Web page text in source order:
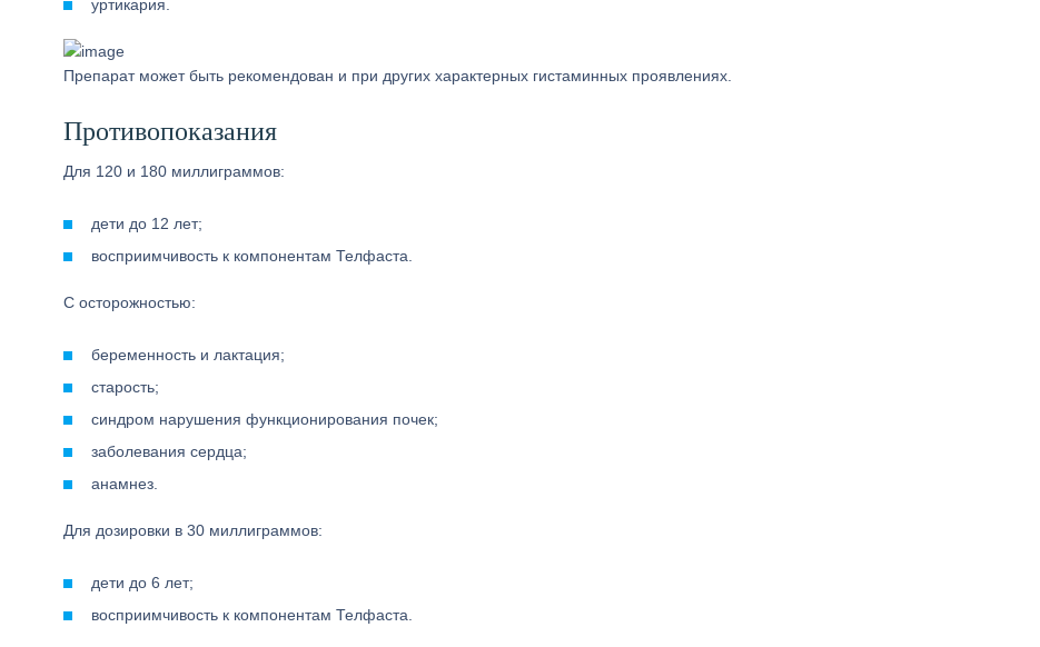
уртикария.
Препарат может быть рекомендован и при других характерных гистаминных проявлениях.
Противопоказания
Для 120 и 180 миллиграммов:
дети до 12 лет;
восприимчивость к компонентам Телфаста.
С осторожностью:
беременность и лактация;
старость;
синдром нарушения функционирования почек;
заболевания сердца;
анамнез.
Для дозировки в 30 миллиграммов:
дети до 6 лет;
восприимчивость к компонентам Телфаста.